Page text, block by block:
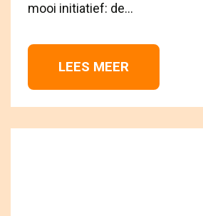
mooi initiatief: de...
LEES MEER